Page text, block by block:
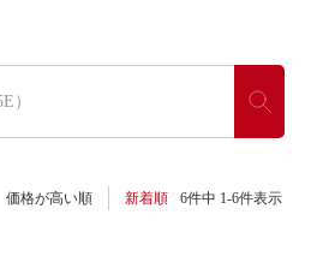
価格が高い順 新着順 6件中 1-6件表示